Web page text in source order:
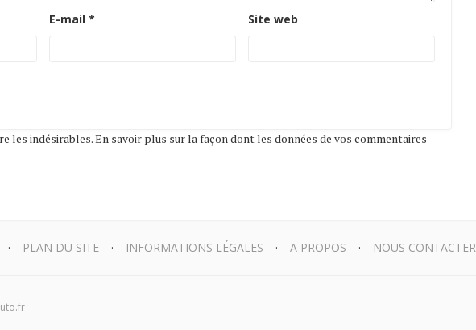
E-mail * Site web
les indésirables.En savoir plus sur la façon dont les données de vos commentaires
PLAN DU SITE INFORMATIONS LÉGALES A PROPOS NOUS CONTACTER